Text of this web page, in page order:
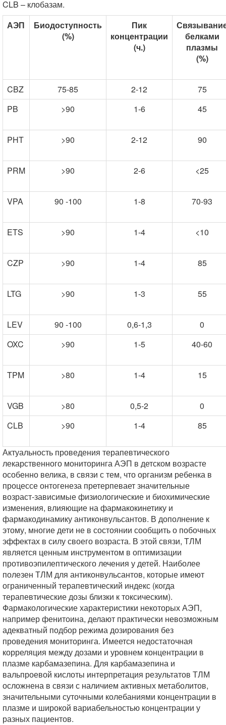
CLB – клобазам.
АЭП
Биодоступность
(%)
Пик
концентрации
(ч.)
белками
плазмы
(%)
CBZ 75-85 2-12
75
PB
>90 1-6 45
PHT >90 2-12 90
PRM >90 2-6 <25
VPA 90 -100 1-8 70-93
ETS >90 1-4 <10
CZP >90 1-4 85
LTG >90 1-3 55
LEV 90 -100 0,6-1,3
0
OXC
>90 1-5 40-60
TPM >80 1-4 15
VGB >80 0,5-2
0
CLB
>90 1-4 85
Актуальность проведения терапевтического
лекарственного мониторинга АЭП в детском возрасте
особенно велика, в связи с тем, что организм ребенка в
процессе онтогенеза претерпевает значительные
возраст-зависимые физиологические и биохимические
изменения, влияющие на фармакокинетику и
фармакодинамику антиконвульсантов. В дополнение к
этому, многие дети не в состоянии сообщить о побочных
эффектах в силу своего возраста. В этой связи, ТЛМ
является ценным инструментом в оптимизации
противоэпилептического лечения у детей. Наиболее
полезен ТЛМ для антиконвульсантов, которые имеют
ограниченный терапевтический индекс (когда
терапевтические дозы близки к токсическим).
Фармакологические характеристики некоторых АЭП,
например фенитоина, делают практически невозможным
адекватный подбор режима дозирования без
проведения мониторинга. Имеется недостаточная
корреляция между дозами и уровнем концентрации в
плазме карбамазепина. Для карбамазепина и
вальпроевой кислоты интерпретация результатов ТЛМ
осложнена в связи с наличием активных метаболитов,
значительными суточными колебаниями концентрации в
плазме и широкой вариабельностью концентрации у
разных пациентов.